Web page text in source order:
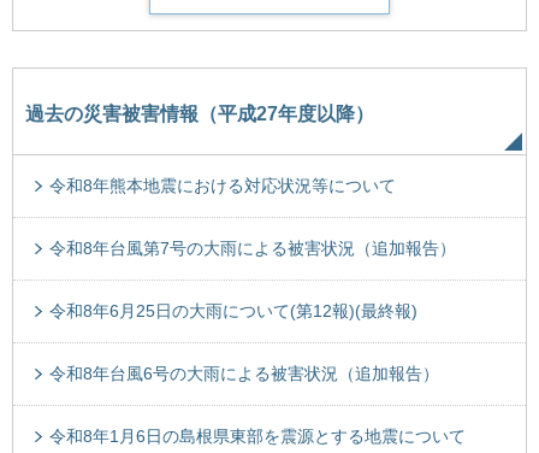
過去の災害被害情報（平成27年度以降）
令和8年熊本地震における対応状況等について
令和8年台風第7号の大雨による被害状況（追加報告）
令和8年6月25日の大雨について(第12報)(最終報)
令和8年台風6号の大雨による被害状況（追加報告）
令和8年1月6日の島根県東部を震源とする地震について